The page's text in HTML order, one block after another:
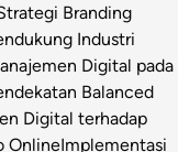
Branding
Industri
Digital pada
Balanced
Digital terhadap
OnlineImplementasi